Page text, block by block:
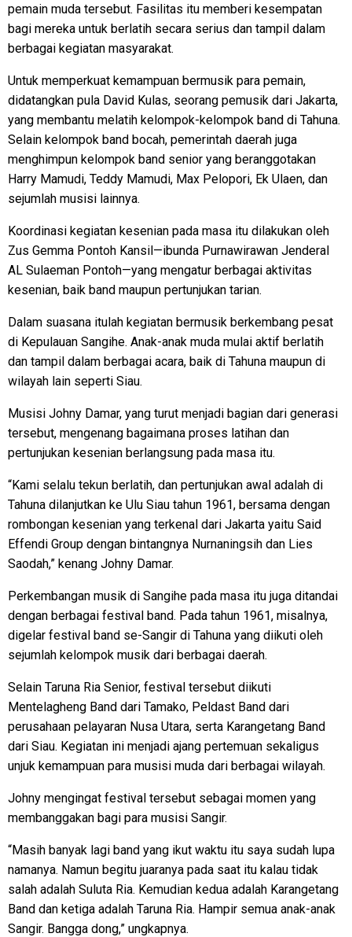
pemain muda tersebut. Fasilitas itu memberi kesempatan
bagi mereka untuk berlatih secara serius dan tampil dalam
berbagai kegiatan masyarakat.
Untuk memperkuat kemampuan bermusik para pemain,
didatangkan pula David Kulas, seorang pemusik dari Jakarta,
yang membantu melatih kelompok-kelompok band di Tahuna.
Selain kelompok band bocah, pemerintah daerah juga
menghimpun kelompok band senior yang beranggotakan
Harry Mamudi, Teddy Mamudi, Max Pelopori, Ek Ulaen, dan
sejumlah musisi lainnya.
Koordinasi kegiatan kesenian pada masa itu dilakukan oleh
Zus Gemma Pontoh Kansil—ibunda Purnawirawan Jenderal
AL Sulaeman Pontoh—yang mengatur berbagai aktivitas
kesenian, baik band maupun pertunjukan tarian.
Dalam suasana itulah kegiatan bermusik berkembang pesat
di Kepulauan Sangihe. Anak-anak muda mulai aktif berlatih
dan tampil dalam berbagai acara, baik di Tahuna maupun di
wilayah lain seperti Siau.
Musisi Johny Damar, yang turut menjadi bagian dari generasi
tersebut, mengenang bagaimana proses latihan dan
pertunjukan kesenian berlangsung pada masa itu.
“Kami selalu tekun berlatih, dan pertunjukan awal adalah di
Tahuna dilanjutkan ke Ulu Siau tahun 1961, bersama dengan
rombongan kesenian yang terkenal dari Jakarta yaitu Said
Effendi Group dengan bintangnya Nurnaningsih dan Lies
Saodah,” kenang Johny Damar.
Perkembangan musik di Sangihe pada masa itu juga ditandai
dengan berbagai festival band. Pada tahun 1961, misalnya,
digelar festival band se-Sangir di Tahuna yang diikuti oleh
sejumlah kelompok musik dari berbagai daerah.
Selain Taruna Ria Senior, festival tersebut diikuti
Mentelagheng Band dari Tamako, Peldast Band dari
perusahaan pelayaran Nusa Utara, serta Karangetang Band
dari Siau. Kegiatan ini menjadi ajang pertemuan sekaligus
unjuk kemampuan para musisi muda dari berbagai wilayah.
Johny mengingat festival tersebut sebagai momen yang
membanggakan bagi para musisi Sangir.
“Masih banyak lagi band yang ikut waktu itu saya sudah lupa
namanya. Namun begitu juaranya pada saat itu kalau tidak
salah adalah Suluta Ria. Kemudian kedua adalah Karangetang
Band dan ketiga adalah Taruna Ria. Hampir semua anak-anak
Sangir. Bangga dong,” ungkapnya.